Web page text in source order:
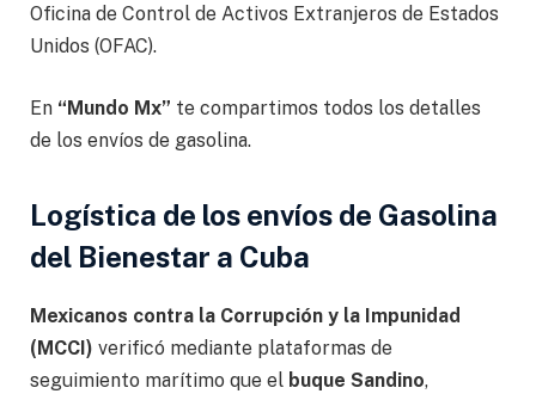
Oficina de Control de Activos Extranjeros de Estados
Unidos (OFAC).
En “Mundo Mx” te compartimos todos los detalles
de los envíos de gasolina.
Logística de los envíos de Gasolina
del Bienestar a Cuba
Mexicanos contra la Corrupción y la Impunidad
(MCCI) verificó mediante plataformas de
seguimiento marítimo que el buque Sandino,